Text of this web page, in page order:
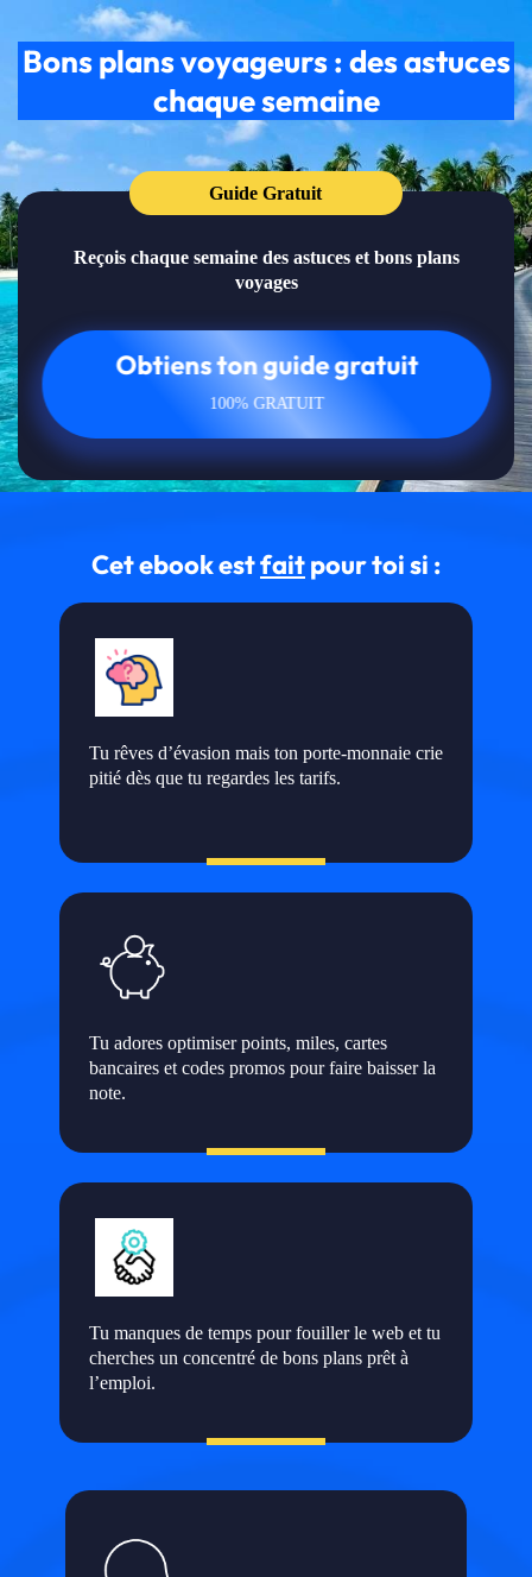
Bons plans voyageurs : des astuces
chaque semaine
Guide Gratuit
Reçois chaque semaine des astuces et bons plans
voyages
Obtiens ton guide gratuit
100% GRATUIT
Cet ebook estfaitpour toi si :
Tu rêves d’évasion mais ton porte-monnaie crie
pitié dès que tu regardes les tarifs.
Tu adores optimiser points, miles, cartes
bancaires et codes promos pour faire baisser la
note.
Tu manques de temps pour fouiller le web et tu
cherches un concentré de bons plans prêt à
l’emploi.